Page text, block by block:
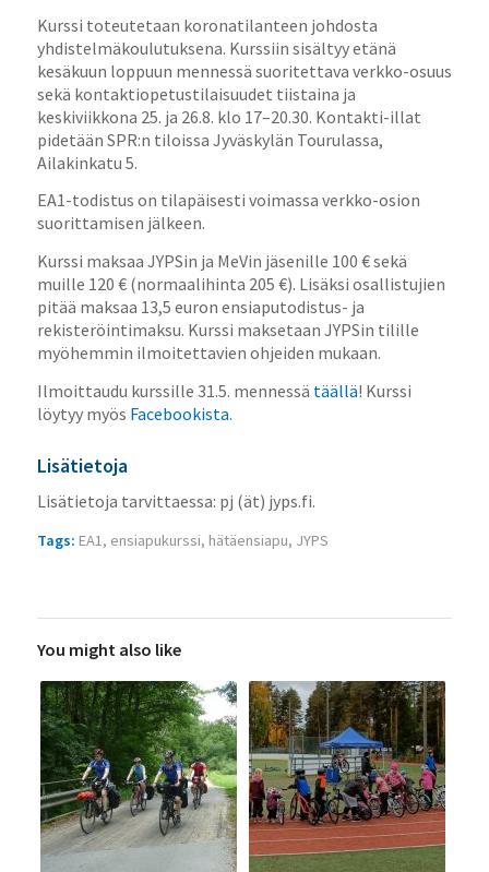
Kurssi toteutetaan koronatilanteen johdosta
yhdistelmäkoulutuksena. Kurssiin sisältyy etänä
kesäkuun loppuun mennessä suoritettava verkko-osuus
sekä kontaktiopetustilaisuudet tiistaina ja
keskiviikkona 25. ja 26.8. klo 17–20.30. Kontakti-illat
pidetään SPR:n tiloissa Jyväskylän Tourulassa,
Ailakinkatu 5.
EA1-todistus on tilapäisesti voimassa verkko-osion
suorittamisen jälkeen.
Kurssi maksaa JYPSin ja MeVin jäsenille 100 € sekä
muille 120 € (normaalihinta 205 €). Lisäksi osallistujien
pitää maksaa 13,5 euron ensiaputodistus- ja
rekisteröintimaksu. Kurssi maksetaan JYPSin tilille
myöhemmin ilmoitettavien ohjeiden mukaan.
Ilmoittaudu kurssille 31.5. mennessä täällä! Kurssi
löytyy myös Facebookista.
Lisätietoja
Lisätietoja tarvittaessa: pj (ät) jyps.fi.
Tags: EA1, ensiapukurssi, hätäensiapu, JYPS
You might also like